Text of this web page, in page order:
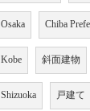
Osaka Chiba
Kobe 斜面建物
Shizuoka 戸建て